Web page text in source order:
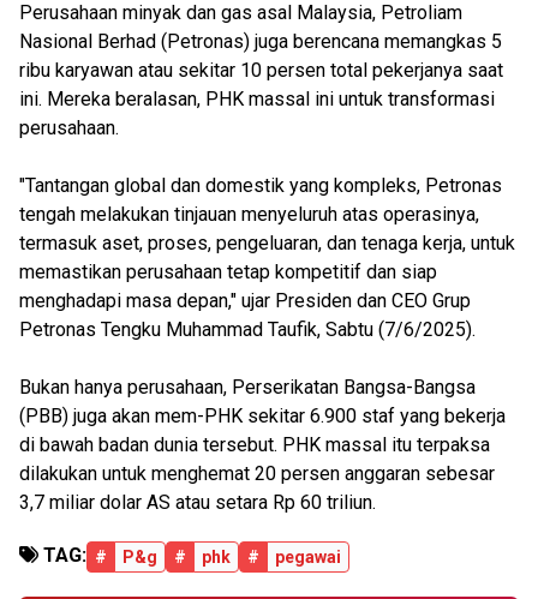
Perusahaan minyak dan gas asal Malaysia, Petroliam
Nasional Berhad (Petronas) juga berencana memangkas 5
ribu karyawan atau sekitar 10 persen total pekerjanya saat
ini. Mereka beralasan, PHK massal ini untuk transformasi
perusahaan.
"Tantangan global dan domestik yang kompleks, Petronas
tengah melakukan tinjauan menyeluruh atas operasinya,
termasuk aset, proses, pengeluaran, dan tenaga kerja, untuk
memastikan perusahaan tetap kompetitif dan siap
menghadapi masa depan," ujar Presiden dan CEO Grup
Petronas Tengku Muhammad Taufik, Sabtu (7/6/2025).
Bukan hanya perusahaan, Perserikatan Bangsa-Bangsa
(PBB) juga akan mem-PHK sekitar 6.900 staf yang bekerja
di bawah badan dunia tersebut. PHK massal itu terpaksa
dilakukan untuk menghemat 20 persen anggaran sebesar
3,7 miliar dolar AS atau setara Rp 60 triliun.
TAG: # P&g # phk # pegawai